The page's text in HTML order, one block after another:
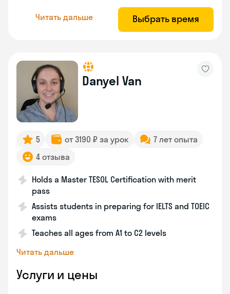
Читать дальше Выбрать время
Danyel Van
5 от 3190 ₽ за урок
7 лет опыта
4 отзыва
Holds a Master TESOL Certification with merit
pass
Assists students in preparing for IELTS and TOEIC
exams
Teaches all ages from A1 to C2 levels
Читать дальше
Услуги и цены